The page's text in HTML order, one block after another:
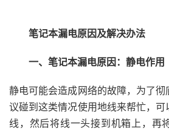
笔记本漏电原因及解决办法
一、笔记本漏电原因：静电作用
静电可能会造成网络的故障，为了
议碰到这类情况使用地线来帮忙，
线，然后将线一头接到机箱上，再